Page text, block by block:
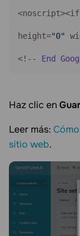
height="0"
<!-- End
Haz clic en
Leer más:
sitio web.